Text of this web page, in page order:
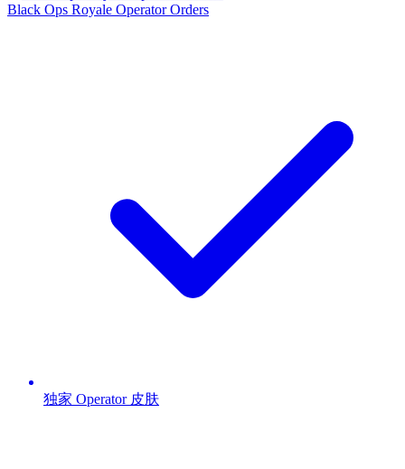
Black Ops Royale Operator Orders
独家 Operator 皮肤